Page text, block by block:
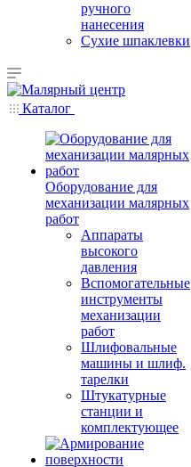
ручного
нанесения
Сухие шпаклевки
Каталог
Оборудование для
механизации малярных
работ
Аппараты
высокого
давления
Вспомогательные
инструменты
механизации
работ
Шлифовальные
машины и шлиф.
тарелки
Штукатурные
станции и
комплектующее